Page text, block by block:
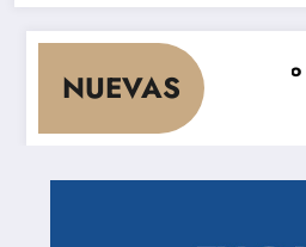
NUEVAS
que cae el consumo y nada